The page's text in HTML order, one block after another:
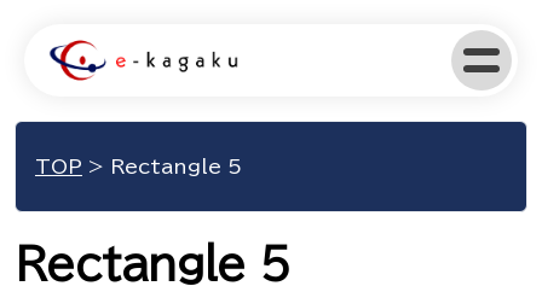
TOP > Rectangle 5
Rectangle 5